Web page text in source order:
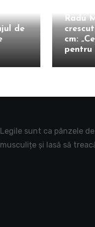
de
Radu
cm:
pentru
Legile sunt ca pânzele
musculițe și lasă să